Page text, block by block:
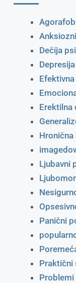
Dečija
Depresija
Erektilna
Hronična
Ljubavni
Panični
Praktični